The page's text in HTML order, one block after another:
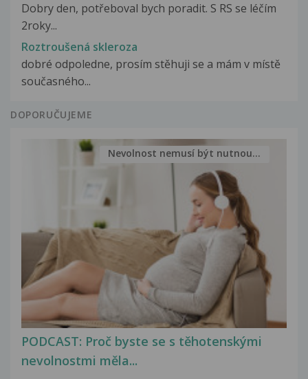
Dobry den, potřeboval bych poradit. S RS se léčím
2roky...
Roztroušená skleroza
dobré odpoledne, prosím stěhuji se a mám v místě
současného...
DOPORUČUJEME
PODCAST: Proč byste se s těhotenskými
nevolnostmi měla...
Nevolnost nemusí být nutnou...